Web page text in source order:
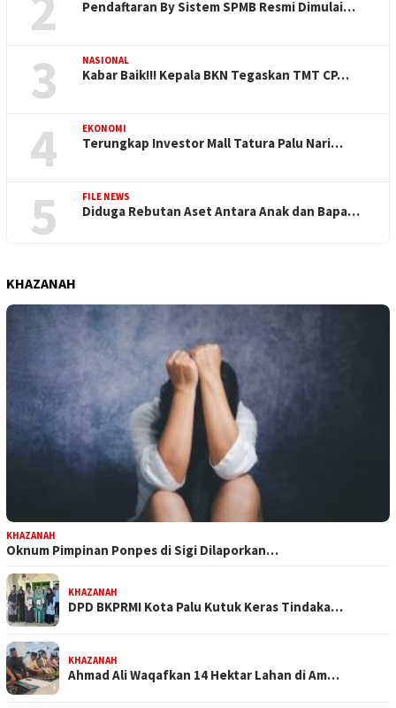
Pendaftaran By Sistem SPMB Resmi Dimulai…
3 NASIONAL
Kabar Baik!!! Kepala BKN Tegaskan TMT CP…
4 EKONOMI
Terungkap Investor Mall Tatura Palu Nari…
5 FILE NEWS
Diduga Rebutan Aset Antara Anak dan Bapa…
KHAZANAH
KHAZANAH
Oknum Pimpinan Ponpes di Sigi Dilaporkan…
KHAZANAH
DPD BKPRMI Kota Palu Kutuk Keras Tindaka…
KHAZANAH
Ahmad Ali Waqafkan 14 Hektar Lahan di Am…